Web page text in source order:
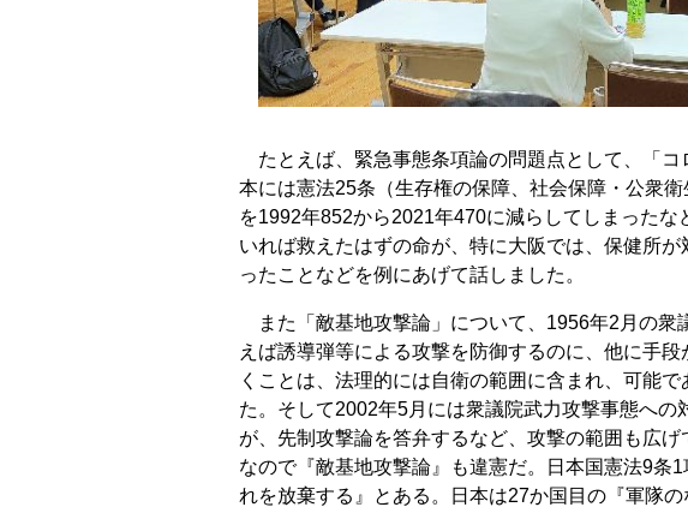
たとえば、緊急事態条項論の問題点として、「コ
本には憲法25条（生存権の保障、社会保障・公衆
を1992年852から2021年470に減らしてしまった
いれば救えたはずの命が、特に大阪では、保健所
ったことなどを例にあげて話しました。
また「敵基地攻撃論」について、1956年2月の衆
えば誘導弾等による攻撃を防御するのに、他に手
くことは、法理的には自衛の範囲に含まれ、可能
た。そして2002年5月には衆議院武力攻撃事態へ
が、先制攻撃論を答弁するなど、攻撃の範囲も広
なので『敵基地攻撃論』も違憲だ。日本国憲法9条
れを放棄する』とある。日本は27か国目の『軍隊